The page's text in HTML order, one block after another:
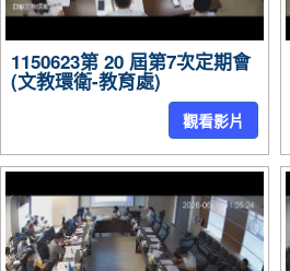
1150623第 20 屆第7次定期會
(文教環衛-教育處)
觀看影片